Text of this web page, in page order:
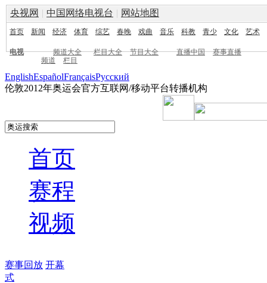
央视网 | 中国网络电视台 | 网站地图
首页 新闻 经济 体育 综艺 春晚 戏曲 音乐 科教 青少 文化 艺术
电视 频道大全 栏目大全 节目大全 直播中国
赛事直播
频道
栏目
EnglishEspañolFrançaisPусский
伦敦2012年奥运会官方互联网/移动平台转播机构
首页
赛程
视频
赛事回放 开幕
式